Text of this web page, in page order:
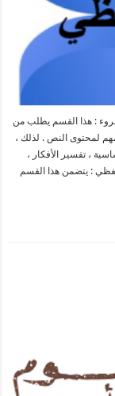
؟ 1. الاستيعاب المقروء : هذا القسم يطلب من
لمحتوى النص . لذلك ،
، تفسير الأفكار ،
المقدمة . 2. التناظر اللفظي : يتضمن هذا القسم